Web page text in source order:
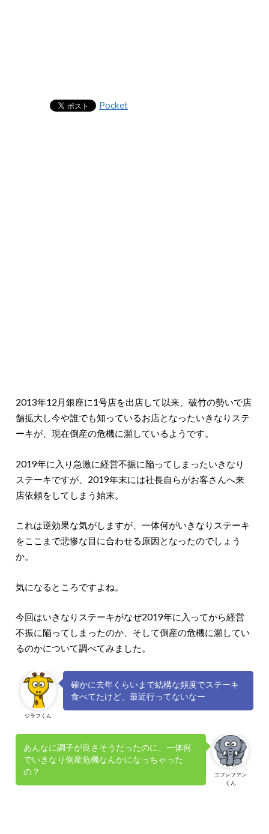
Pocket
2013年12月銀座に1号店を出店して以来、破竹の勢いで店
舗拡大し今や誰でも知っているお店となったいきなりステ
ーキが、現在倒産の危機に瀕しているようです。
2019年に入り急激に経営不振に陥ってしまったいきなり
ステーキですが、2019年末には社長自らがお客さんへ来
店依頼をしてしまう始末。
これは逆効果な気がしますが、一体何がいきなりステーキ
をここまで悲惨な目に合わせる原因となったのでしょう
か。
気になるところですよね。
今回はいきなりステーキがなぜ2019年に入ってから経営
不振に陥ってしまったのか、そして倒産の危機に瀕してい
るのかについて調べてみました。
ジラフくん
確かに去年くらいまで結構な頻度でステーキ
食べてたけど、最近行ってないなー
エフレファン
くん
あんなに調子が良さそうだったのに、一体何
でいきなり倒産危機なんかになっちゃった
の？